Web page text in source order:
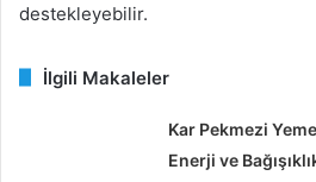
destekleyebilir.
İlgili Makaleler
Kar Pekmezi
Enerji ve